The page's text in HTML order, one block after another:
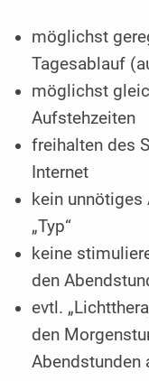
möglichst
Tagesablauf
möglichst
Aufstehzeiten
freihalten des
Internet
kein unnötiges
„Typ“
keine
den
evtl.
den
Abendstunden